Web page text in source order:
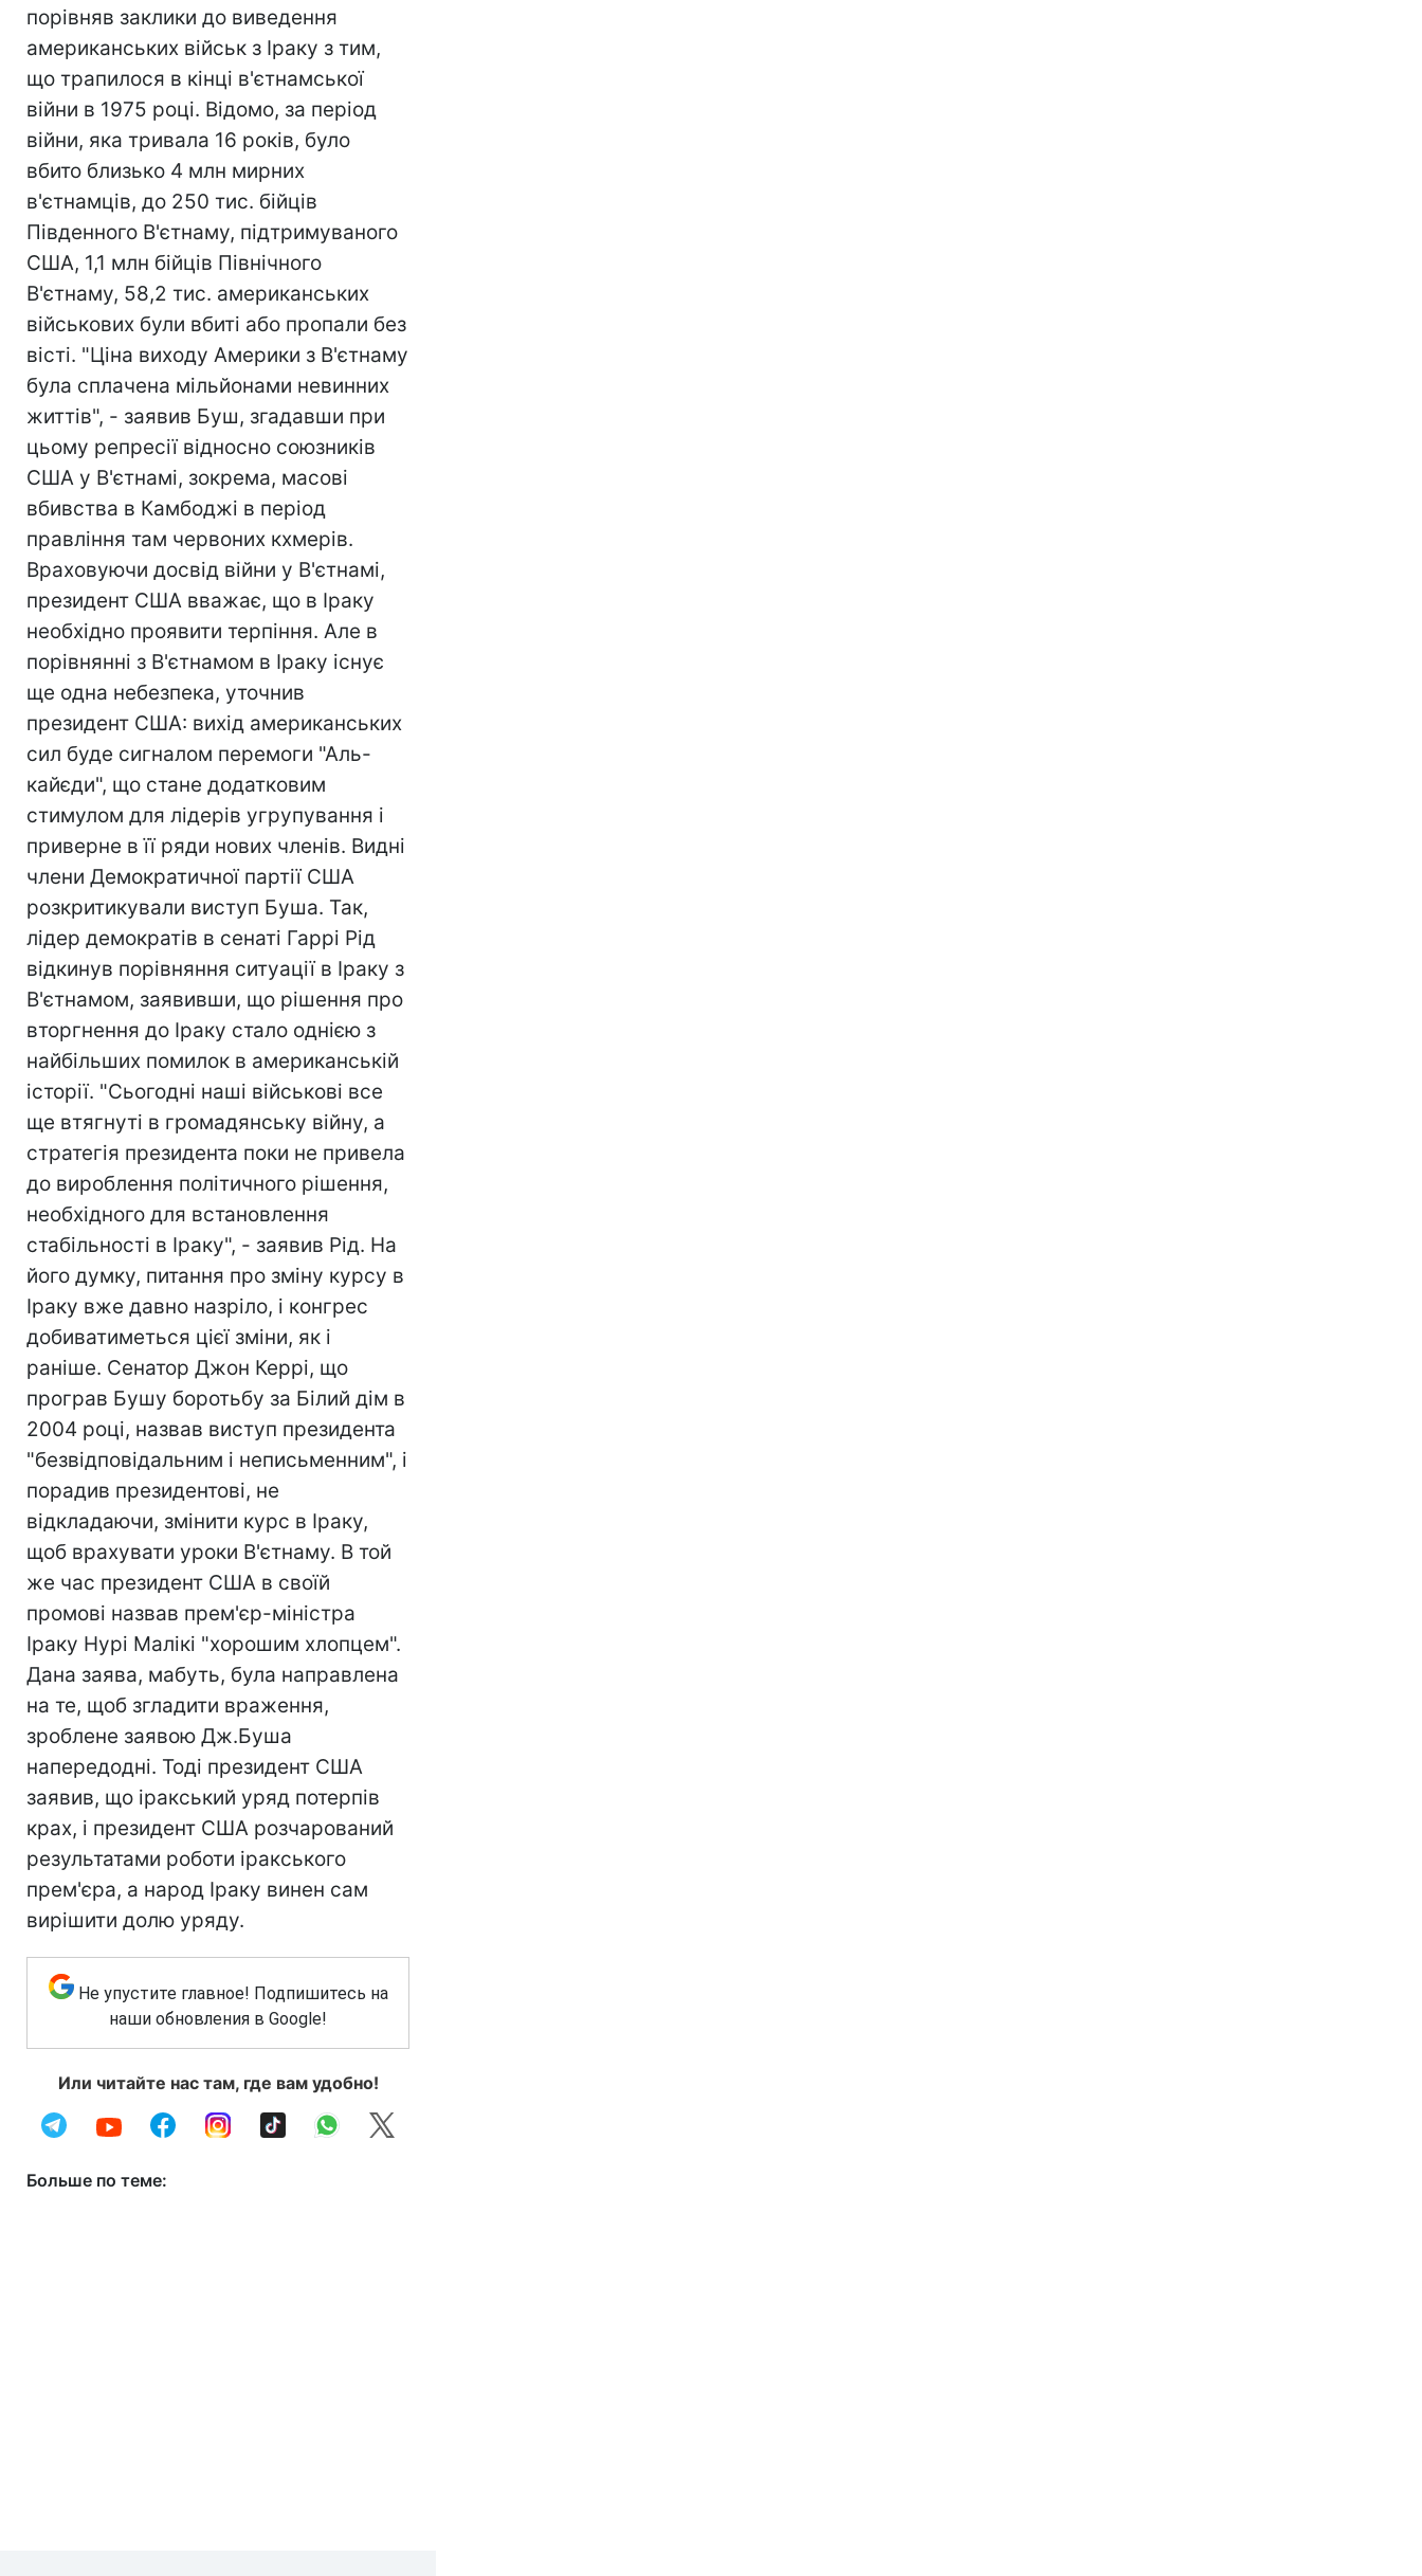
порівняв заклики до виведення
американських військ з Іраку з тим,
що трапилося в кінці в'єтнамської
війни в 1975 році. Відомо, за період
війни, яка тривала 16 років, було
вбито близько 4 млн мирних
в'єтнамців, до 250 тис. бійців
Південного В'єтнаму, підтримуваного
США, 1,1 млн бійців Північного
В'єтнаму, 58,2 тис. американських
військових були вбиті або пропали без
вісті. "Ціна виходу Америки з В'єтнаму
була сплачена мільйонами невинних
життів", - заявив Буш, згадавши при
цьому репресії відносно союзників
США у В'єтнамі, зокрема, масові
вбивства в Камбоджі в період
правління там червоних кхмерів.
Враховуючи досвід війни у В'єтнамі,
президент США вважає, що в Іраку
необхідно проявити терпіння. Але в
порівнянні з В'єтнамом в Іраку існує
ще одна небезпека, уточнив
президент США: вихід американських
сил буде сигналом перемоги "Аль-
кайєди", що стане додатковим
стимулом для лідерів угрупування і
приверне в її ряди нових членів. Видні
члени Демократичної партії США
розкритикували виступ Буша. Так,
лідер демократів в сенаті Гаррі Рід
відкинув порівняння ситуації в Іраку з
В'єтнамом, заявивши, що рішення про
вторгнення до Іраку стало однією з
найбільших помилок в американській
історії. "Сьогодні наші військові все
ще втягнуті в громадянську війну, а
стратегія президента поки не привела
до вироблення політичного рішення,
необхідного для встановлення
стабільності в Іраку", - заявив Рід. На
його думку, питання про зміну курсу в
Іраку вже давно назріло, і конгрес
добиватиметься цієї зміни, як і
раніше. Сенатор Джон Керрі, що
програв Бушу боротьбу за Білий дім в
2004 році, назвав виступ президента
"безвідповідальним і неписьменним", і
порадив президентові, не
відкладаючи, змінити курс в Іраку,
щоб врахувати уроки В'єтнаму. В той
же час президент США в своїй
промові назвав прем'єр-міністра
Іраку Нурі Малікі "хорошим хлопцем".
Дана заява, мабуть, була направлена
на те, щоб згладити враження,
зроблене заявою Дж.Буша
напередодні. Тоді президент США
заявив, що іракський уряд потерпів
крах, і президент США розчарований
результатами роботи іракського
прем'єра, а народ Іраку винен сам
вирішити долю уряду.
Не упустите главное! Подпишитесь на
наши обновления в Google!
Или читайте нас там, где вам удобно!
Больше по теме: